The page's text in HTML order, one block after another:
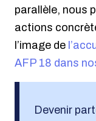
parallèle, nous
actions
l’image de
AFP 18 dans
Devenir